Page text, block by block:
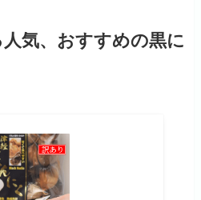
気、おすすめの黒に